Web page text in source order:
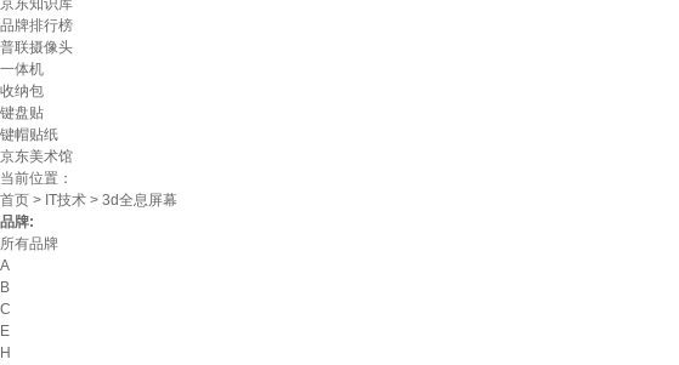
京东知识库
品牌排行榜
普联摄像头
一体机
收纳包
键盘贴
键帽贴纸
京东美术馆
当前位置：
首页 > IT技术 > 3d全息屏幕
品牌:
所有品牌
A
B
C
E
H